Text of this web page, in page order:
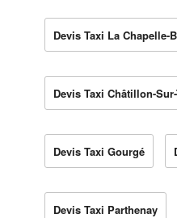
Devis Taxi La Chapelle-
Devis Taxi Châtillon-
Devis Taxi Gourgé
Devis Taxi Parthenay